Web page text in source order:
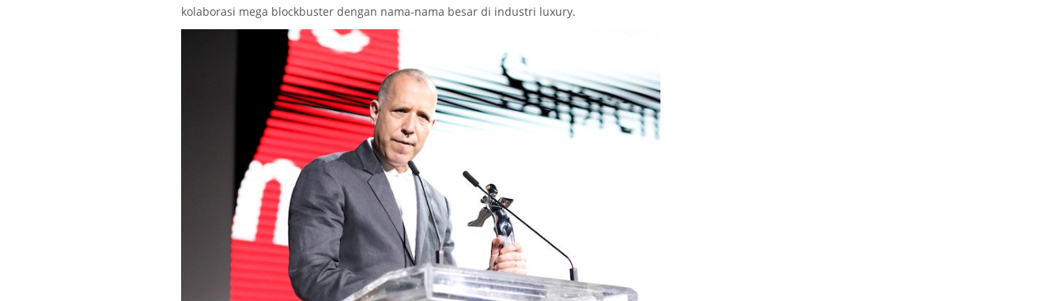
kolaborasi mega blockbuster dengan nama-nama besar di industri luxury.